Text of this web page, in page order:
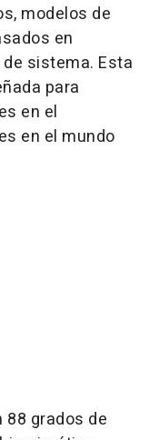
modelos de
en
sistema. Esta
para
en el
en el mundo
88 grados de